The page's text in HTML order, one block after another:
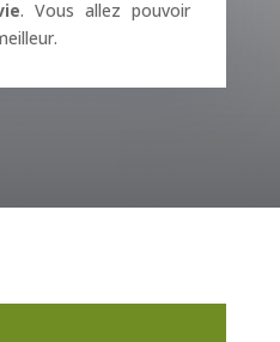
. Vous allez pouvoir